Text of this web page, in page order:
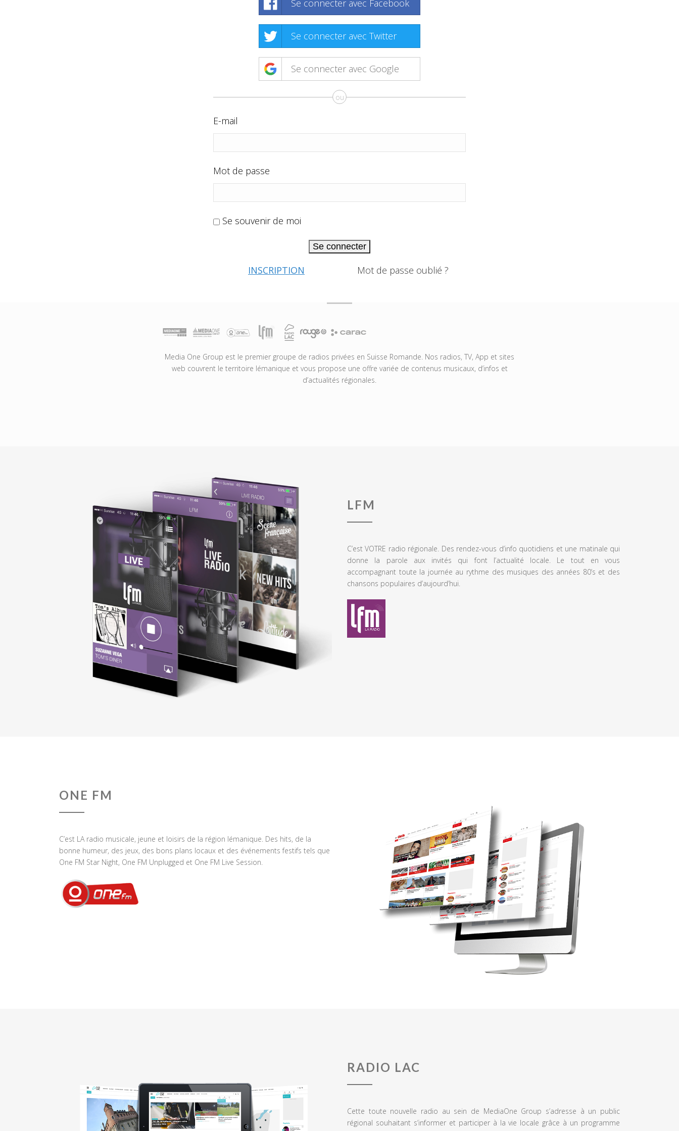
Se connecter avec Facebook
Se connecter avec Twitter
Se connecter avec Google
ou
E-mail
Mot de passe
Se souvenir de moi
Se connecter
INSCRIPTION Mot de passe oublié ?
Media One Group est le premier groupe de radios privées en Suisse Romande. Nos radios, TV, App et sites
web couvrent le territoire lémanique et vous propose une offre variée de contenus musicaux, d’infos et
d’actualités régionales.
LFM
C’est VOTRE radio régionale. Des rendez-vous d’info quotidiens et une matinale qui
donne la parole aux invités qui font l’actualité locale. Le tout en vous
accompagnant toute la journée au rythme des musiques des années 80’s et des
chansons populaires d’aujourd’hui.
ONE FM
C’est LA radio musicale, jeune et loisirs de la région lémanique. Des hits, de la
bonne humeur, des jeux, des bons plans locaux et des événements festifs tels que
One FM Star Night, One FM Unplugged et One FM Live Session.
RADIO LAC
Cette toute nouvelle radio au sein de MediaOne Group s’adresse à un public
régional souhaitant s’informer et participer à la vie locale grâce à un programme